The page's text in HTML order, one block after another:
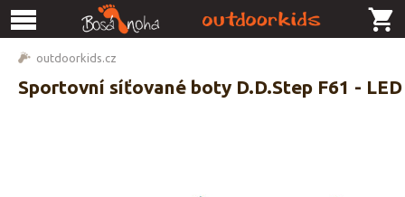
outdoorkids.cz
Sportovní síťované boty D.D.Step F61 - LED